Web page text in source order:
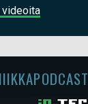
videoita